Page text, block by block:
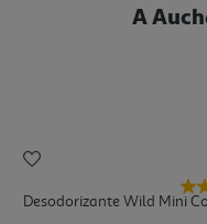
A
Desodorizante Wild Mini